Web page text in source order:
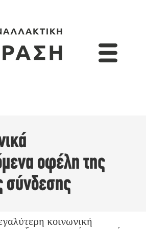
οφέλη της
σύνδεσης
κοινωνική